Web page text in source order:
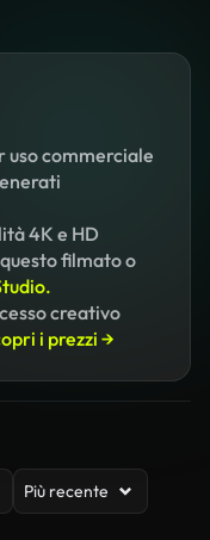
uso commerciale
4K e HD
filmato o
creativo
i prezzi →
Più recente